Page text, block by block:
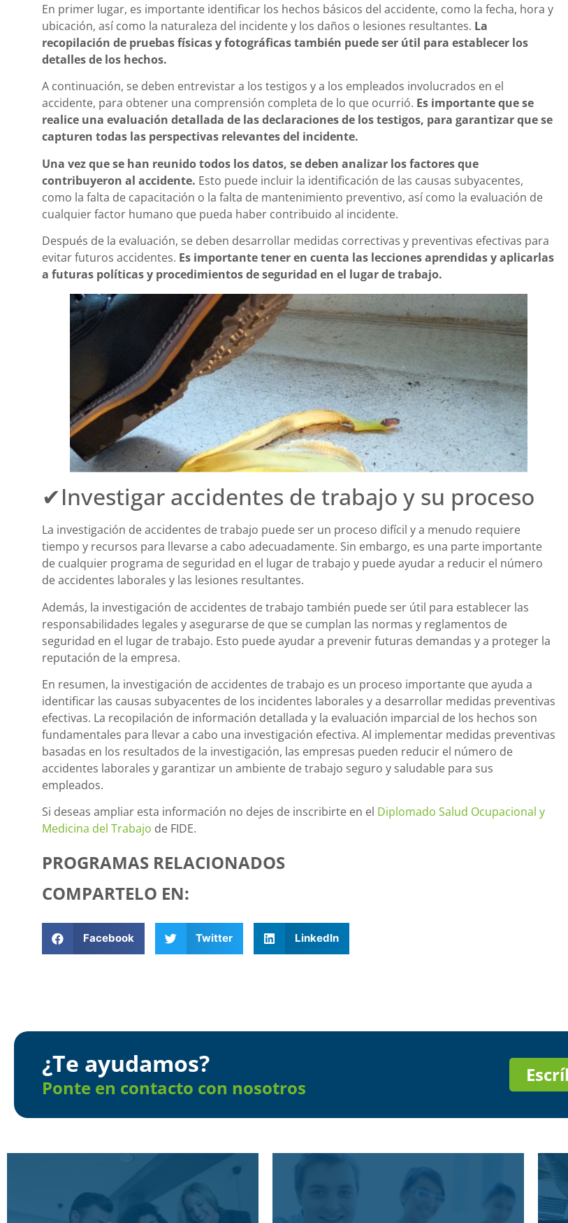
En primer lugar, es importante identificar los hechos básicos del accidente, como la fecha, hora y
ubicación, así como la naturaleza del incidente y los daños o lesiones resultantes. La
recopilación de pruebas físicas y fotográficas también puede ser útil para establecer los
detalles de los hechos.
A continuación, se deben entrevistar a los testigos y a los empleados involucrados en el
accidente, para obtener una comprensión completa de lo que ocurrió. Es importante que se
realice una evaluación detallada de las declaraciones de los testigos, para garantizar que se
capturen todas las perspectivas relevantes del incidente.
Una vez que se han reunido todos los datos, se deben analizar los factores que
contribuyeron al accidente. Esto puede incluir la identificación de las causas subyacentes,
como la falta de capacitación o la falta de mantenimiento preventivo, así como la evaluación de
cualquier factor humano que pueda haber contribuido al incidente.
Después de la evaluación, se deben desarrollar medidas correctivas y preventivas efectivas para
evitar futuros accidentes. Es importante tener en cuenta las lecciones aprendidas y aplicarlas
a futuras políticas y procedimientos de seguridad en el lugar de trabajo.
✔Investigar accidentes de trabajo y su proceso
La investigación de accidentes de trabajo puede ser un proceso difícil y a menudo requiere
tiempo y recursos para llevarse a cabo adecuadamente. Sin embargo, es una parte importante
de cualquier programa de seguridad en el lugar de trabajo y puede ayudar a reducir el número
de accidentes laborales y las lesiones resultantes.
Además, la investigación de accidentes de trabajo también puede ser útil para establecer las
responsabilidades legales y asegurarse de que se cumplan las normas y reglamentos de
seguridad en el lugar de trabajo. Esto puede ayudar a prevenir futuras demandas y a proteger la
reputación de la empresa.
En resumen, la investigación de accidentes de trabajo es un proceso importante que ayuda a
identificar las causas subyacentes de los incidentes laborales y a desarrollar medidas preventivas
efectivas. La recopilación de información detallada y la evaluación imparcial de los hechos son
fundamentales para llevar a cabo una investigación efectiva. Al implementar medidas preventivas
basadas en los resultados de la investigación, las empresas pueden reducir el número de
accidentes laborales y garantizar un ambiente de trabajo seguro y saludable para sus
empleados.
Si deseas ampliar esta información no dejes de inscribirte en el Diplomado Salud Ocupacional y
Medicina del Trabajo de FIDE.
PROGRAMAS RELACIONADOS
COMPARTELO EN:
Facebook Twitter LinkedIn
¿Te ayudamos?
Ponte en contacto con nosotros